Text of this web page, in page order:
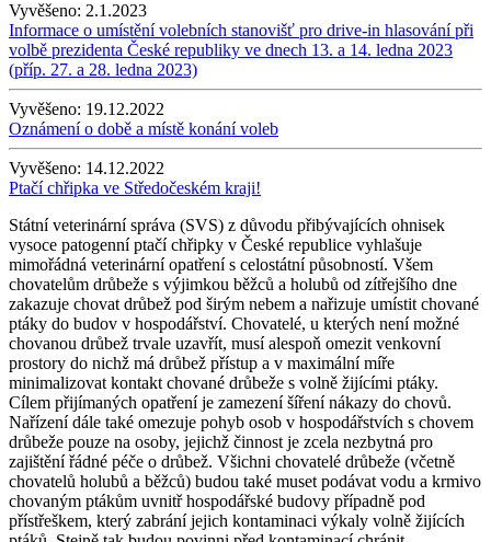
Vyvěšeno: 2.1.2023
Informace o umístění volebních stanovišť pro drive-in hlasování při
volbě prezidenta České republiky ve dnech 13. a 14. ledna 2023
(příp. 27. a 28. ledna 2023)
Vyvěšeno: 19.12.2022
Oznámení o době a místě konání voleb
Vyvěšeno: 14.12.2022
Ptačí chřipka ve Středočeském kraji!
Státní veterinární správa (SVS) z důvodu přibývajících ohnisek
vysoce patogenní ptačí chřipky v České republice vyhlašuje
mimořádná veterinární opatření s celostátní působností. Všem
chovatelům drůbeže s výjimkou běžců a holubů od zítřejšího dne
zakazuje chovat drůbež pod širým nebem a nařizuje umístit chované
ptáky do budov v hospodářství. Chovatelé, u kterých není možné
chovanou drůbež trvale uzavřít, musí alespoň omezit venkovní
prostory do nichž má drůbež přístup a v maximální míře
minimalizovat kontakt chované drůbeže s volně žijícími ptáky.
Cílem přijímaných opatření je zamezení šíření nákazy do chovů.
Nařízení dále také omezuje pohyb osob v hospodářstvích s chovem
drůbeže pouze na osoby, jejichž činnost je zcela nezbytná pro
zajištění řádné péče o drůbež. Všichni chovatelé drůbeže (včetně
chovatelů holubů a běžců) budou také muset podávat vodu a krmivo
chovaným ptákům uvnitř hospodářské budovy případně pod
přístřeškem, který zabrání jejich kontaminaci výkaly volně žijících